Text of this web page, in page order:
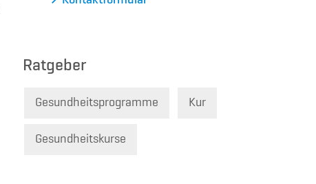
Ratgeber
Gesundheitsprogramme Kur
Gesundheitskurse